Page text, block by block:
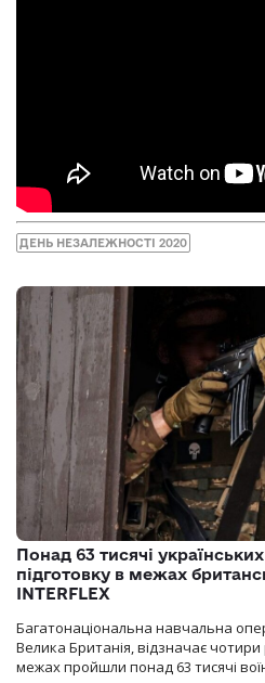
ДЕНЬ НЕЗАЛЕЖНОСТІ 2020
Понад 63 тисячі
підготовку в межах
INTERFLEX
Багатонаціональна навчальна
Велика Британія, відзначає чотири
межах пройшли понад 63 тисячі